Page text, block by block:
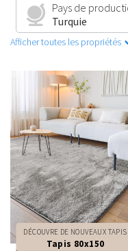
Pays de
Turquie
Afficher toutes les propriétés
DÉCOUVRE DE NOUVEAUX TAPIS
Tapis 80x150